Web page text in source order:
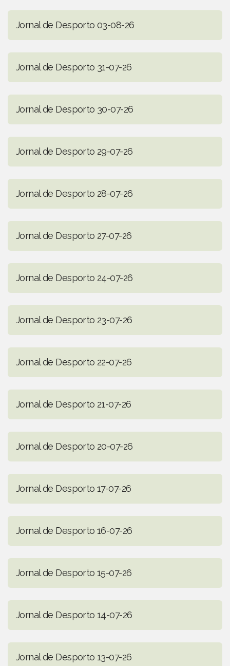
Jornal de Desporto 03-08-26
Jornal de Desporto 31-07-26
Jornal de Desporto 30-07-26
Jornal de Desporto 29-07-26
Jornal de Desporto 28-07-26
Jornal de Desporto 27-07-26
Jornal de Desporto 24-07-26
Jornal de Desporto 23-07-26
Jornal de Desporto 22-07-26
Jornal de Desporto 21-07-26
Jornal de Desporto 20-07-26
Jornal de Desporto 17-07-26
Jornal de Desporto 16-07-26
Jornal de Desporto 15-07-26
Jornal de Desporto 14-07-26
Jornal de Desporto 13-07-26